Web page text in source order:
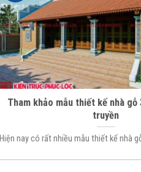
Tham khảo mẫu thiết kế nhà gỗ
truyền
Hiện nay có rất nhiều mẫu thiết kế nhà